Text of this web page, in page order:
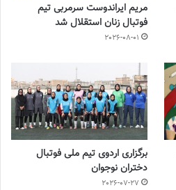
مریم ایراندوست سرمربی تیم
فوتبال زنان استقلال شد
2026-08-01
برگزاری اردوی تیم ملی فوتبال
دختران نوجوان
2026-07-27